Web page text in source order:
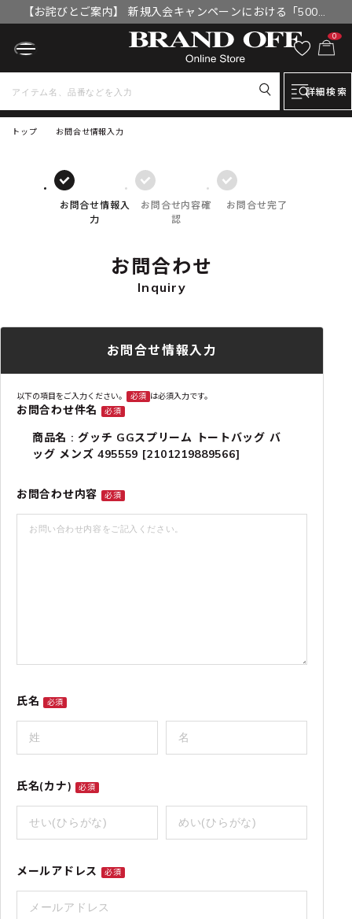
【お詫びとご案内】 新規入会キャンペーンにおける「500円
OFFクーポン」付与漏れと補填について
0
詳細検索
トップ お問合せ情報入力
お問合せ情報入
力
お問合せ内容確
認
お問合せ完了
お問合わせ
Inquiry
お問合せ情報入力
以下の項目をご入力ください。 必須 は必須入力です。
お問合わせ件名 必須
商品名 : グッチ GGスプリーム トートバッグ バ
ッグ メンズ 495559 [2101219889566]
お問合わせ内容 必須
氏名 必須
氏名(カナ) 必須
メールアドレス 必須